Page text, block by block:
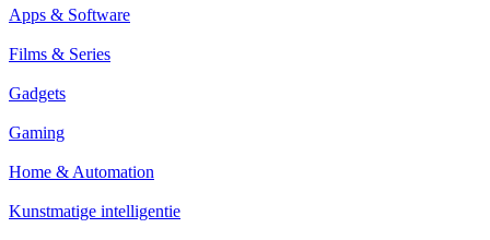
Apps & Software
Films & Series
Gadgets
Gaming
Home & Automation
Kunstmatige intelligentie